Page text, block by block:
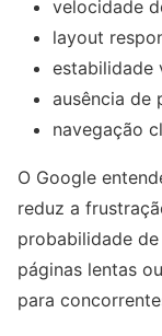
velocidade
layout
estabilidade
ausência de
navegação
O Google
reduz a
probabilidade
páginas lentas
para